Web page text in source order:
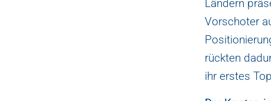
Ländern
Vorschoter
rückten
ihr erstes